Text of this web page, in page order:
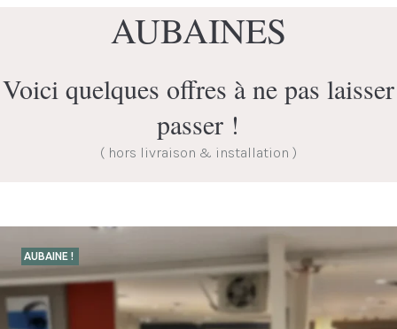
AUBAINES
Voici quelques offres à ne pas laisser
passer !
( hors livraison & installation )
AUBAINE !